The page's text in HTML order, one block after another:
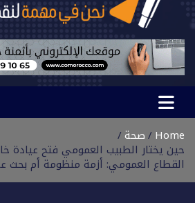
الجديد بريس
نحن في مهمة لنقدم لكم كل جديد
Home صحة
حين يختار الطبيب العمومي فتح عيادة
القطاع العمومي: أزمة منظومة أم بحث